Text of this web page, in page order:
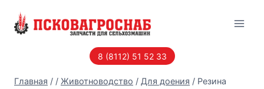
8 (8112) 51 52 33
Главная / / Животноводство / Для доения / Резина